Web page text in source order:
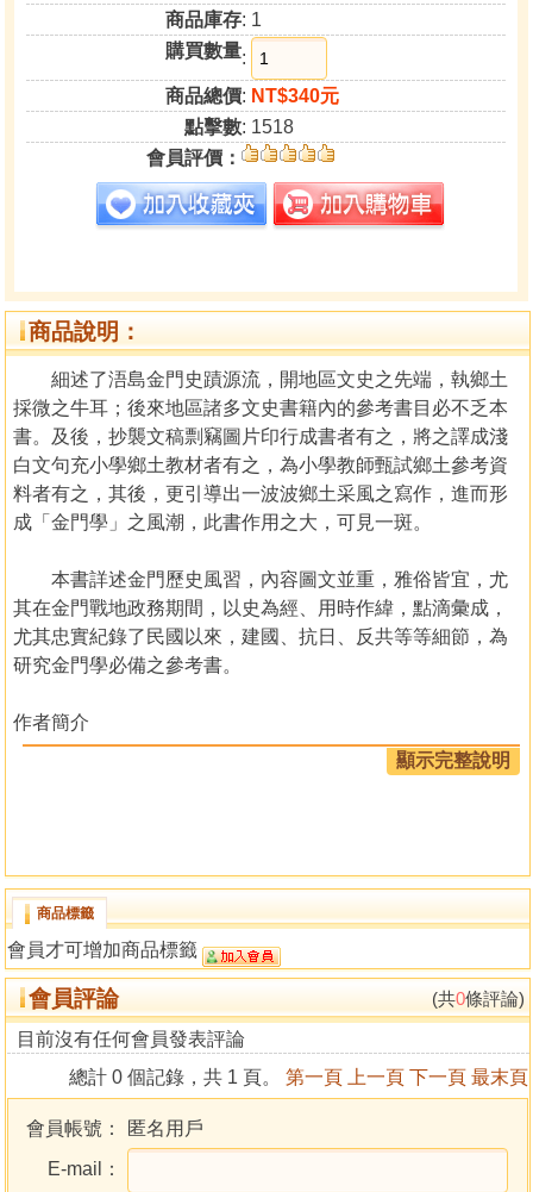
商品庫存: 1
購買數量:
商品總價: NT$340元
點擊數: 1518
會員評價：
商品說明：
細述了浯島金門史蹟源流，開地區文史之先端，執鄉土
採微之牛耳；後來地區諸多文史書籍內的參考書目必不乏本
書。及後，抄襲文稿剽竊圖片印行成書者有之，將之譯成淺
白文句充小學鄉土教材者有之，為小學教師甄試鄉土參考資
料者有之，其後，更引導出一波波鄉土采風之寫作，進而形
成「金門學」之風潮，此書作用之大，可見一斑。
本書詳述金門歷史風習，內容圖文並重，雅俗皆宜，尤
其在金門戰地政務期間，以史為經、用時作緯，點滴彙成，
尤其忠實紀錄了民國以來，建國、抗日、反共等等細節，為
研究金門學必備之參考書。
作者簡介
顏生龍
1952年出生，金門人，輔大歷史系畢業，金城國中教師
8 物換星移幾度秋
—「金門史蹟源流」重刊緣由
10 千年浯島情˙萬條故事新
—寫在中華民國建國百年之際
【壹】仙嶼孤懸 金城湯池
16 一、地名之由來
19 二、地理位置
金門、烈嶼、大膽、二膽、董嶼、覆鼎嶼、虎仔嶼、鼠嶼、
東碇、北碇
顯示完整說明
商品標籤
會員才可增加商品標籤
會員評論 (共0條評論)
目前沒有任何會員發表評論
總計 0 個記錄，共 1 頁。 第一頁 上一頁 下一頁 最末頁
會員帳號：
匿名用戶
E-mail：